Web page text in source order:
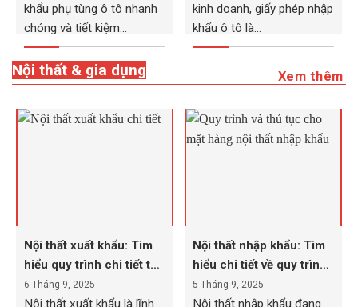
khẩu phụ tùng ô tô nhanh
chóng và tiết kiệm...
kinh doanh, giấy phép nhập
khẩu ô tô là...
Nội thất & gia dụng Xem thêm
Nội thất xuất khẩu: Tìm
hiểu quy trình chi tiết từ
A đến Z
6 Tháng 9, 2025
Nội thất xuất khẩu là lĩnh
Nội thất nhập khẩu: Tìm
hiểu chi tiết về quy trình,
thủ tục
5 Tháng 9, 2025
Nội thất nhập khẩu đang